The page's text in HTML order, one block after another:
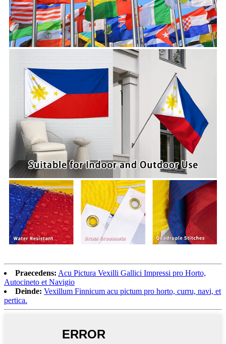
Praecedens: Acu Pictura Vexilli Gallici Impressi pro Horto,
Autocineto et Navigio
Deinde: Vexillum Finnicum acu pictum pro horto, curru, navi, et
pertica.